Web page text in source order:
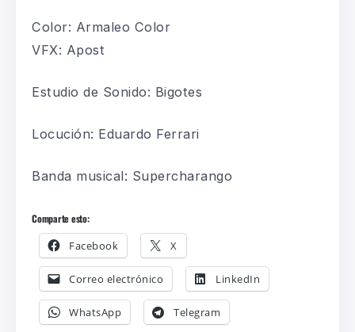
Color: Armaleo Color
VFX: Apost
Estudio de Sonido: Bigotes
Locución: Eduardo Ferrari
Banda musical: Supercharango
Comparte esto:
Facebook X
Correo electrónico LinkedIn
WhatsApp Telegram